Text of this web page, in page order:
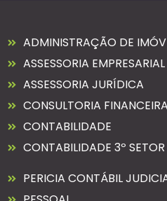
ADMINISTRAÇÃO DE
ASSESSORIA EMPRESARIAL
ASSESSORIA JURÍDICA
CONSULTORIA FINANCEIRA
CONTABILIDADE
CONTABILIDADE 3º SETOR
PERICIA CONTÁBIL